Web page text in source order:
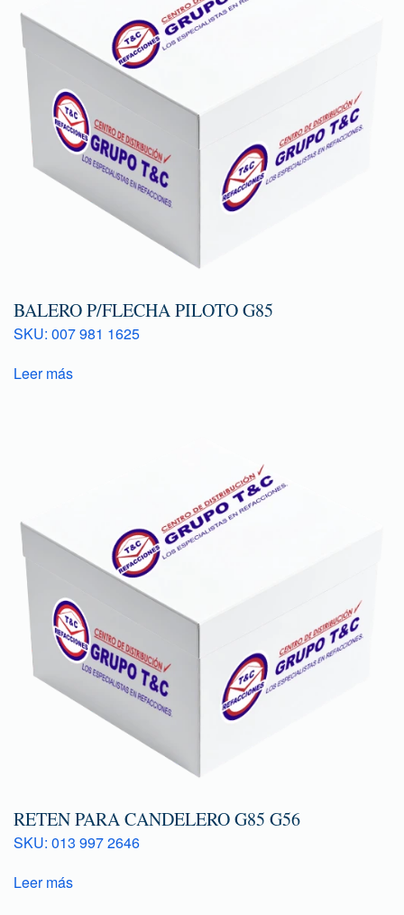
BALERO P/FLECHA PILOTO G85
SKU: 007 981 1625
Leer más
RETEN PARA CANDELERO G85 G56
SKU: 013 997 2646
Leer más